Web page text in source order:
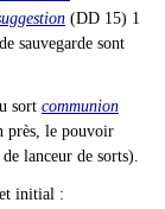
(DD 15) 1
sauvegarde sont
sort communion
près, le pouvoir
lanceur de sorts).
initial :